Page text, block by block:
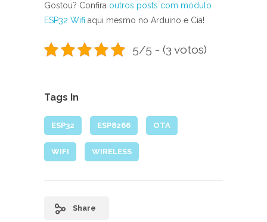
Gostou? Confira outros posts com módulo
ESP32 Wifi aqui mesmo no Arduino e Cia!
5/5 - (3 votos)
Tags In
ESP32 ESP8266 OTA
WIFI WIRELESS
Share